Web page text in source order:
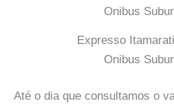
Expresso
Onibus
Até o dia que consultamos o